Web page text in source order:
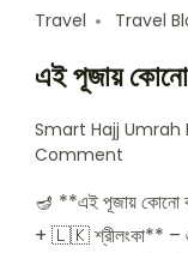
Travel Travel
এই পূজায় কোনো
Smart Hajj Umrah
Comment
🪔 **এই পূজায় কোনো
+ 🇱🇰 শ্রীলংকা** – ৬